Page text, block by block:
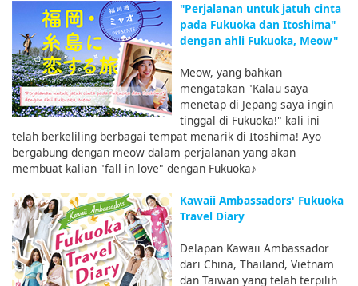
"Perjalanan untuk jatuh cinta
pada Fukuoka dan Itoshima"
dengan ahli Fukuoka, Meow"
Meow, yang bahkan
mengatakan "Kalau saya
menetap di Jepang saya ingin
tinggal di Fukuoka!" kali ini
telah berkeliling berbagai tempat menarik di Itoshima! Ayo
bergabung dengan meow dalam perjalanan yang akan
membuat kalian "fall in love" dengan Fukuoka♪
Kawaii Ambassadors' Fukuoka
Travel Diary
Delapan Kawaii Ambassador
dari China, Thailand, Vietnam
dan Taiwan yang telah terpilih